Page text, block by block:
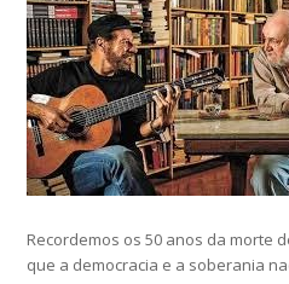
Recordemos os 50 anos da morte
que a democracia e a soberania